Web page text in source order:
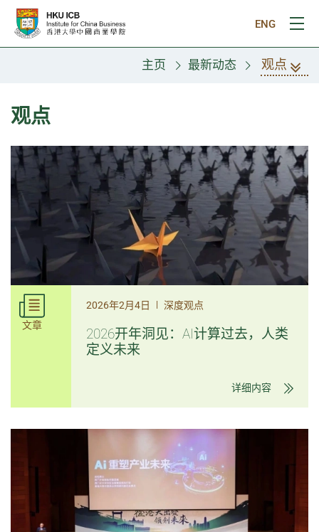
跳往主要内容
ENG
打
主页 最新动态 观点
观点
文章
2026年2月4日 | 深度观点
2026开年洞见：AI计算过去，人类
定义未来
详细内容